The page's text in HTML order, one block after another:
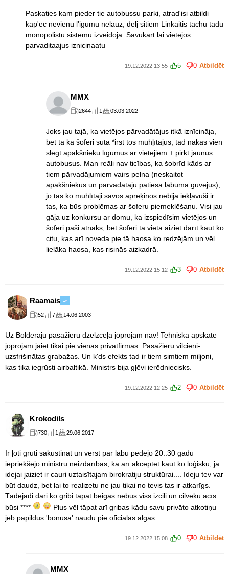
Paskaties kam pieder tie autobussu parki, atrad'isi atbildi
kap'ec nevienu l'igumu nelauz, delj sitiem Linkaitis tachu tadu
monopolistu sistemu izveidoja. Savukart lai vietejos
parvaditaajus iznicinaatu
19.12.2022 13:55 5 0 Atbildēt
MMX
2644 1 03.03.2022
Joks jau tajā, ka vietējos pārvadātājus itkā iznīcināja,
bet tā kā šoferi sūta *irst tos muhļītājus, tad nākas vien
slēgt apakšnieku līgumus ar vietējiem + pirkt jaunus
autobusus. Man reāli nav ticības, ka šobrīd kāds ar
tiem pārvadājumiem vairs pelna (neskaitot
apakšniekus un pārvadātāju patiesā labuma guvējus),
jo tas ko muhļītāji savos aprēķinos nebija iekļāvuši ir
tas, ka būs problēmas ar šoferu piemeklēšanu. Visi jau
gāja uz konkursu ar domu, ka izspiedīsim vietējos un
šoferi paši atnāks, bet šoferi tā vietā aiziet darīt kaut ko
citu, kas arī noveda pie tā haosa ko redzējām un vēl
lielāka haosa, kas risinās aizkadrā.
19.12.2022 15:12 3 0 Atbildēt
Raamais
52 7 14.06.2003
Uz Bolderāju pasažieru dzelzceļa joprojām nav! Tehniskā apskate
joprojām jāiet tikai pie vienas privātfirmas. Pasažieru vilcieni-
uzsfrišinātas grabažas. Un k'ds efekts tad ir tiem simtiem miljoni,
kas tika iegrūsti airbaltikā. Ministrs bija gļēvi ierēdniecisks.
19.12.2022 12:25 2 0 Atbildēt
Krokodils
730 1 29.06.2017
Ir ļoti grūti sakustināt un vērst par labu pēdejo 20..30 gadu
iepriekšējo ministru neizdarības, kā arī akceptēt kaut ko loģisku, ja
idejai jaiziet ir cauri uztaisītajam birokratiju struktūrai.... Ideju tev var
būt daudz, bet lai to realizetu ne jau tikai no tevis tas ir atkarīgs.
Tādejādi dari ko gribi tāpat beigās nebūs viss izcili un cilvēku acīs
būsi ****
Plus vēl tāpat arī gribas kādu savu privāto atkotiņu
jeb papildus 'bonusa' naudu pie oficiālās algas....
19.12.2022 15:08 0 0 Atbildēt
MMX